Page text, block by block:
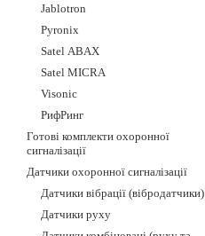
Jablotron
Pyronix
Satel ABAX
Satel MICRA
Visonic
РифРинг
Готові комплекти охоронної
сигналізації
Датчики охоронної сигналізації
Датчики вібрації (вібродатчики)
Датчики руху